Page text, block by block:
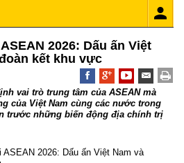
2026: Dấu ấn Việt
kết khu vực
vai trò trung tâm của ASEAN mà
của Việt Nam cùng các nước trong
trước những biến động địa chính trị